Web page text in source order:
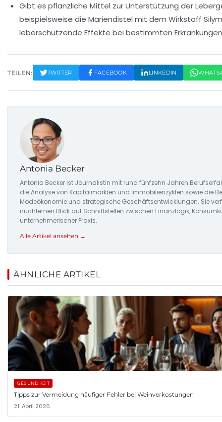
Gibt es pflanzliche Mittel zur Unterstützung der
beispielsweise die Mariendistel mit dem Wirkstoff
leberschützende Effekte bei bestimmten
TEILEN: TWITTER FACEBOOK LINKEDIN
Antonia Becker
Antonia Becker ist Journalistin mit rund fünfzehn Jahren
die Analyse von Kapitalmärkten und Immobilienzyklen sowie die
Modeökonomie und strategische Geschäftsentwicklungen. Sie
nüchternen Blick auf Schnittstellen zwischen Finanzlogik,
unternehmerischer Praxis.
Alle Artikel ansehen →
ÄHNLICHE ARTIKEL
GESUNDHEIT
Tipps zur Vermeidung häufiger Fehler bei Weinverkostungen
21. April 2026